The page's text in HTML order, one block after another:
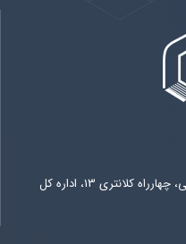
آدرس : گرگان، خیابان شهید رجایی، چهارراه کلانتری 13، اداره کل